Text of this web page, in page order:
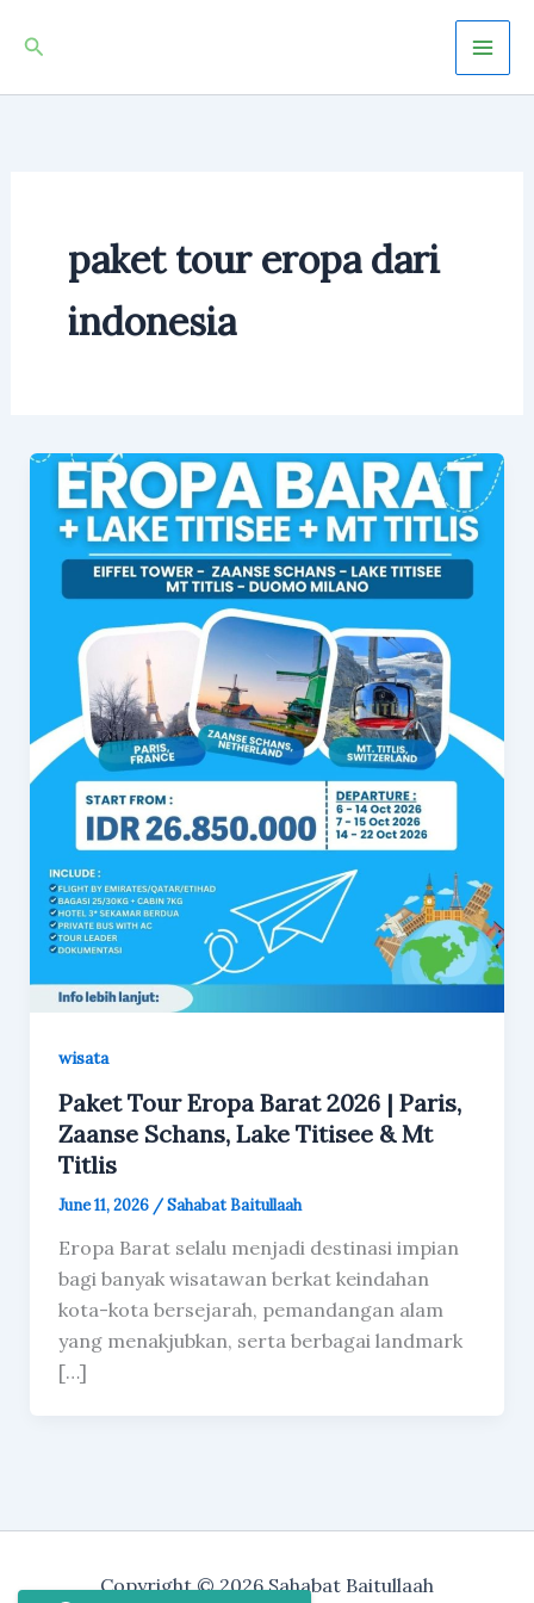
Search
paket tour eropa dari
indonesia
wisata
Paket Tour Eropa Barat 2026 | Paris,
Zaanse Schans, Lake Titisee & Mt
Titlis
June 11, 2026 /Sahabat Baitullaah
Eropa Barat selalu menjadi destinasi impian
bagi banyak wisatawan berkat keindahan
kota-kota bersejarah, pemandangan alam
yang menakjubkan, serta berbagai landmark
[…]
Copyright © 2026 Sahabat Baitullaah